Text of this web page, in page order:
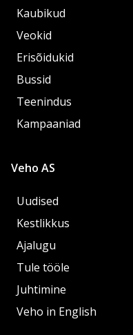
Kaubikud
Veokid
Erisõidukid
Bussid
Teenindus
Kampaaniad
Veho AS
Uudised
Kestlikkus
Ajalugu
Tule tööle
Juhtimine
Veho in English